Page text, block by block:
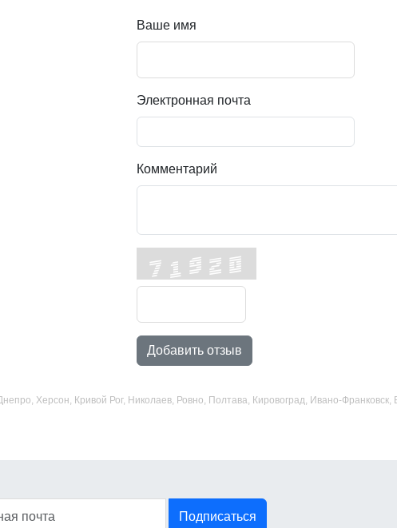
Ваше имя
Электронная почта
Комментарий
Добавить отзыв
Херсон, Кривой Рог, Николаев, Ровно, Полтава, Кировоград, Ивано-
Подписаться